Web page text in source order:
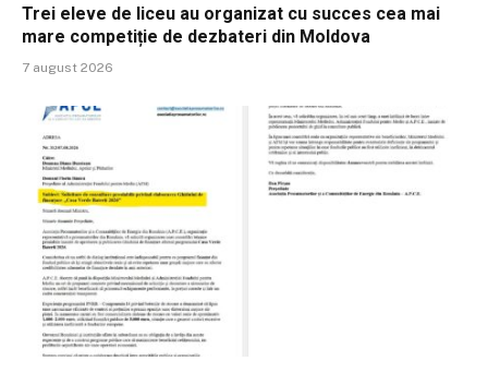
Trei eleve de liceu au organizat cu succes cea mai
mare competiție de dezbateri din Moldova
7 august 2026